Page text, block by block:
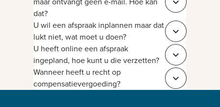
dat?
Sluit
U wil een afspraak inplannen maar dat
lukt niet, wat moet u doen?
Sluit 796ccafb-
U heeft online een afspraak
ingepland, hoe kunt u die verzetten?
Sluit
Wanneer heeft u recht op
compensatievergoeding?
Sluit